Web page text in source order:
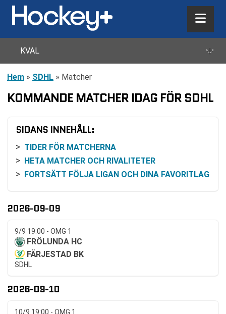
KVAL +
Hem » SDHL » Matcher
KOMMANDE MATCHER IDAG FÖR SDHL
SIDANS INNEHÅLL:
TIDER FÖR MATCHERNA
HETA MATCHER OCH RIVALITETER
FORTSÄTT FÖLJA LIGAN OCH DINA FAVORITLAG
2026-09-09
9/9 19:00 - OMG 1
FRÖLUNDA HC
FÄRJESTAD BK
SDHL
2026-09-10
10/9 19:00 - OMG 1